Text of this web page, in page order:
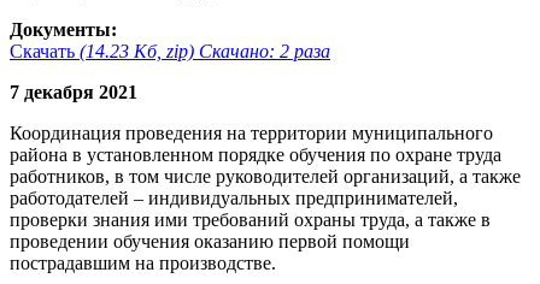
Документы:
Скачать (14.23 Кб, zip) Скачано: 2 раза
7 декабря 2021
Координация проведения на территории муниципального
района в установленном порядке обучения по охране труда
работников, в том числе руководителей организаций, а также
работодателей – индивидуальных предпринимателей,
проверки знания ими требований охраны труда, а также в
проведении обучения оказанию первой помощи
пострадавшим на производстве.